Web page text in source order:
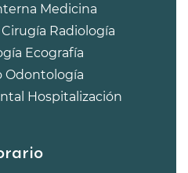
Medicina
Cirugía Radiología
Ecografía
Odontología
Hospitalización